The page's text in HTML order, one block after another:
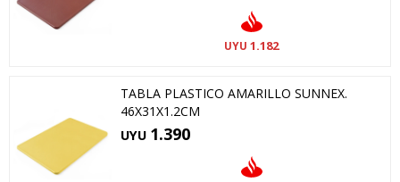
UYU 1.182
TABLA PLASTICO AMARILLO SUNNEX.
46X31X1.2CM
UYU 1.390